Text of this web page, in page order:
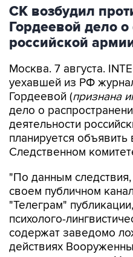
российской
Москва. 7 августа.
Гордеевой (признана
дело о
деятельности
планируется объявить
Следственном
"По данным следствия,
"Телеграм"
психолого-
содержат заведомо
действиях
мирного населения
сообщении СКР в